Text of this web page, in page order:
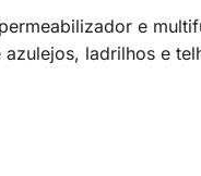
e
ladrilhos e